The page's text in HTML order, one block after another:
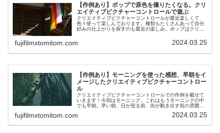
【作例あり】ポップで原色を撮りたくなる。クリ
エイティブピクチャーコントロールで遊ぶ
クリエイティブピクチャーコントロールが最近楽しくて
色々使って楽しんでおります。種類もたくさんあって自分
好みの仕上がりを探すのも最近の楽しみ。ポップはクリエ
fujifilmxtomitom.com 2024.03.25
【作例あり】モーニングを使った感想、早朝をイ
メージしたクリエイティブピクチャーコントロー
ル
クリエイティブピクチャーコントロールでの作例を載せて
いきます！今回はモーニング。これはもうモーニングの中
でも早朝。早い朝、日が登る前、街が動き出す前の雰囲
ントロール。作例ぱっと見の印象は本...
fujifilmxtomitom.com 2024.03.25